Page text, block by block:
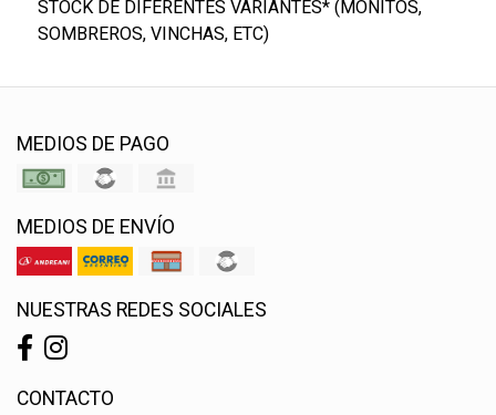
STOCK DE DIFERENTES VARIANTES* (MOÑITOS,
SOMBREROS, VINCHAS, ETC)
MEDIOS DE PAGO
MEDIOS DE ENVÍO
NUESTRAS REDES SOCIALES
CONTACTO